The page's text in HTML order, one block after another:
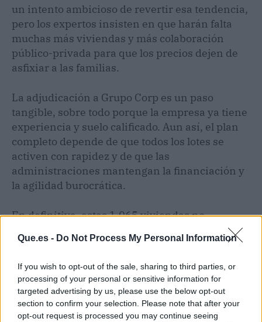
Que.es - Do Not Process My Personal Information
If you wish to opt-out of the sale, sharing to third parties, or
processing of your personal or sensitive information for
targeted advertising by us, please use the below opt-out
section to confirm your selection. Please note that after your
opt-out request is processed you may continue seeing
un intento ambicioso de revertir esa tendencia,
pero los expertos insisten en que harán falta
muchas más viviendas y más colaboración
público-privada para que los precios dejen de
asfixiar a las familias.
La adjudicación a Grupo Corp es un paso
tangible, sobre todo porque la empresa ya tiene
experiencia y suelo calificado. Aun así, el plan
completo depende de que todos los lotes se
activen con rapidez y de que las
administraciones mantengan la financiación y
la agilidad burocrática.
En definitiva, estas 1.065 viviendas no
demuestran que hay capacidad técnica y
desde la colaboración público-privada.